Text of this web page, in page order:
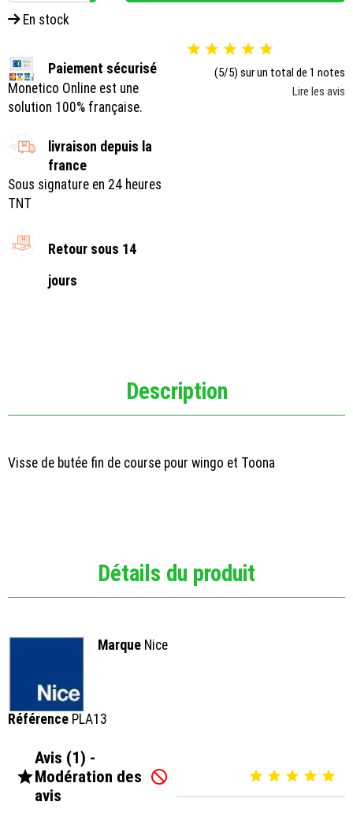
En stock
Paiement sécurisé
Monetico Online est une
solution 100% française.
livraison depuis la
france
Sous signature en 24 heures
TNT
Retour sous 14
jours
    
(5/5) sur un total de 1 notes
Lire les avis
Description
Visse de butée fin de course pour wingo et Toona
Détails du produit
Marque Nice
Référence PLA13

Avis (1) -
Modération des
avis
     